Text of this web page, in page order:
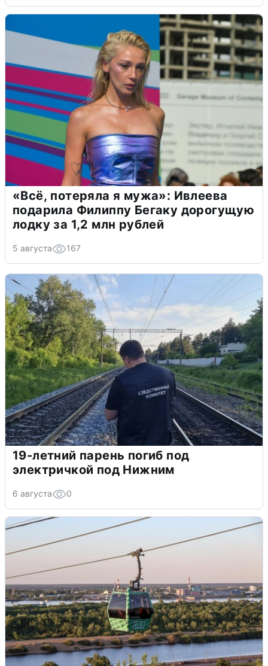
«Всё, потеряла я мужа»: Ивлеева
подарила Филиппу Бегаку дорогущую
лодку за 1,2 млн рублей
5 августа 167
19-летний парень погиб под
электричкой под Нижним
6 августа 0